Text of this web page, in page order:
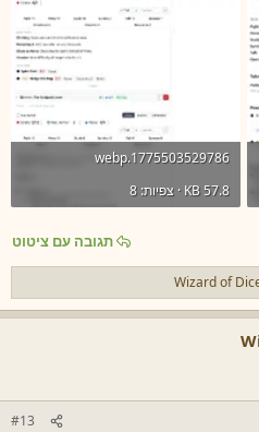
1775503529786.webp
57.8 KB · צפיות: 8
תגובה עם ציטוט
Wizard of
#13